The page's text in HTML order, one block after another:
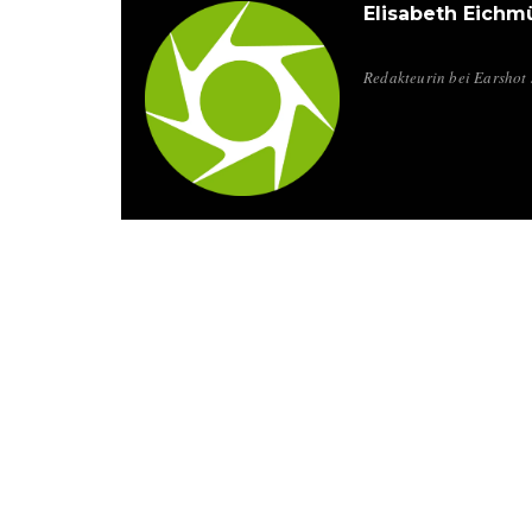
Elisabeth
Redakteurin bei Earshot